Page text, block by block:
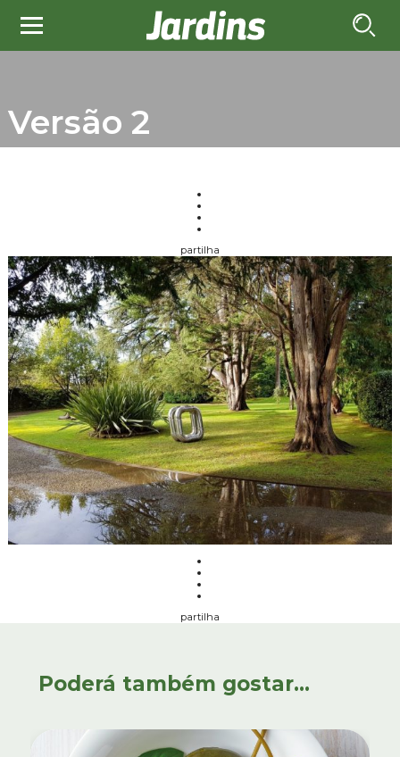
Versão 2
partilha
partilha
Poderá também gostar...